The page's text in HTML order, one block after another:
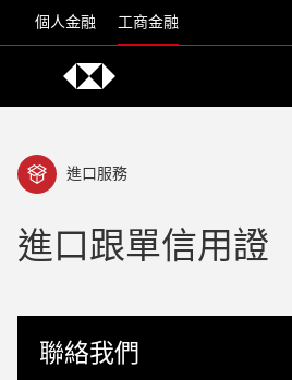
個人金融 工商金融
進口服務
進口跟單信用證
聯絡我們